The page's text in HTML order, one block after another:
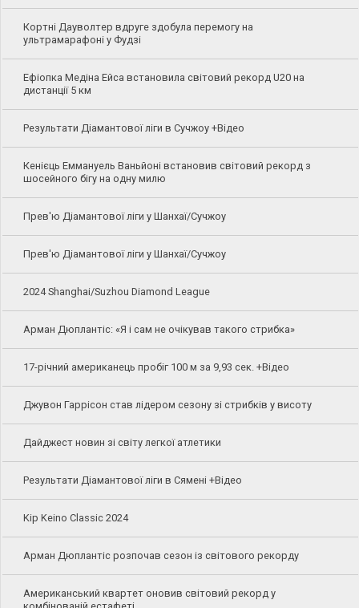
Кортні Дауволтер вдруге здобула перемогу на
ультрамарафоні у Фудзі
Ефіопка Медіна Ейса встановила світовий рекорд U20 на
дистанції 5 км
Результати Діамантової ліги в Сучжоу +Відео
Кенієць Еммануель Ваньйоні встановив світовий рекорд з
шосейного бігу на одну милю
Прев'ю Діамантової ліги у Шанхаї/Сучжоу
Прев'ю Діамантової ліги у Шанхаї/Сучжоу
2024 Shanghai/Suzhou Diamond League
Арман Дюплантіс: «Я і сам не очікував такого стрибка»
17-річний американець пробіг 100 м за 9,93 сек. +Відео
Джувон Гаррісон став лідером сезону зі стрибків у висоту
Дайджест новин зі світу легкої атлетики
Результати Діамантової ліги в Сямені +Відео
Kip Keino Classic 2024
Арман Дюплантіс розпочав сезон із світового рекорду
Американський квартет оновив світовий рекорд у